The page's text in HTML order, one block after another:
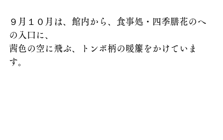
９月１０月は、館内から、食事処・四季膳花のへ
の入口に、
茜色の空に飛ぶ、トンボ柄の暖簾をかけていま
す。